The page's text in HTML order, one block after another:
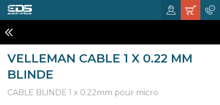
VELLEMAN CABLE 1 X 0.22 MM
BLINDE
CABLE BLINDE 1 x 0.22mm pour micro